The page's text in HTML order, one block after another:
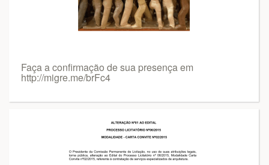
Faça a confirmação de sua presença em
http://migre.me/brFc4